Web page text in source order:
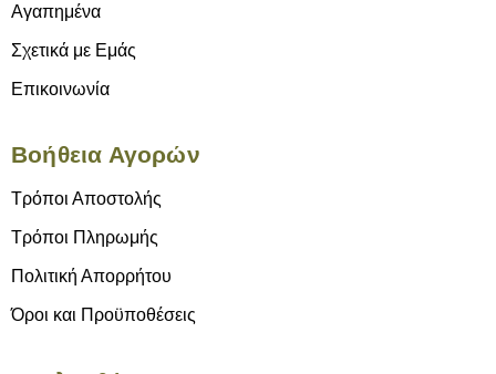
Αγαπημένα
Σχετικά με Εμάς
Επικοινωνία
Βοήθεια Αγορών
Τρόποι Αποστολής
Τρόποι Πληρωμής
Πολιτική Απορρήτου
Όροι και Προϋποθέσεις